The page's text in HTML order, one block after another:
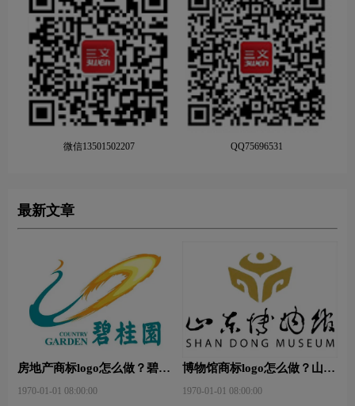
微信13501502207 QQ75696531
最新文章
房地产商标logo怎么做？碧桂
1970-01-01 08:00:00
博物馆商标logo怎么做？山东
logo设计
1970-01-01 08:00:00